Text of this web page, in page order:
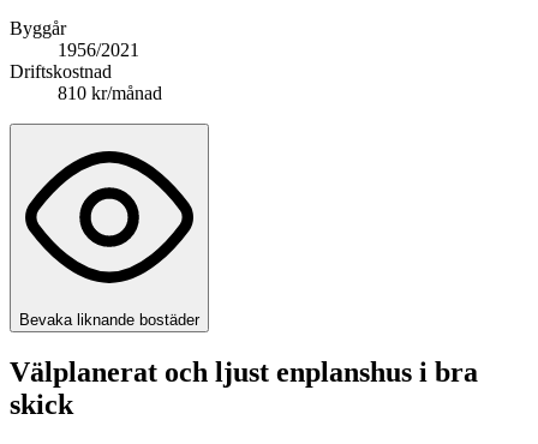
Byggår
1956/2021
Driftskostnad
810 kr/månad
Bevaka liknande bostäder
Välplanerat och ljust enplanshus i bra
skick